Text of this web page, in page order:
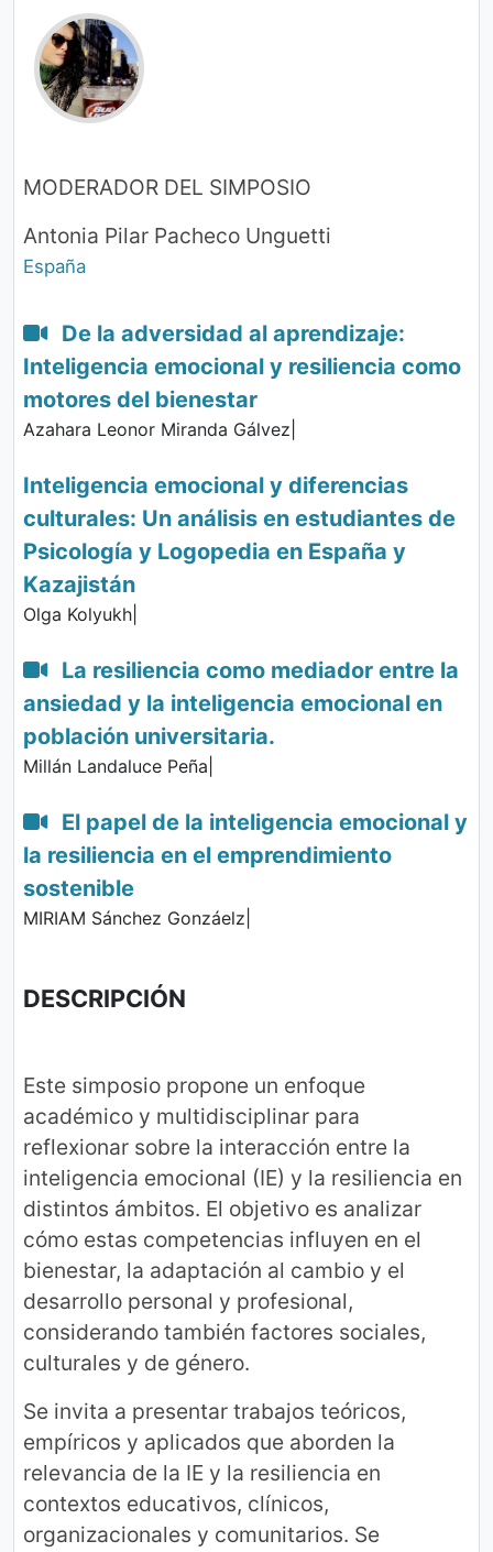
MODERADOR DEL SIMPOSIO
Antonia Pilar Pacheco Unguetti
España
De la adversidad al aprendizaje:
Inteligencia emocional y resiliencia como
motores del bienestar
Azahara Leonor Miranda Gálvez|
Inteligencia emocional y diferencias
culturales: Un análisis en estudiantes de
Psicología y Logopedia en España y
Kazajistán
Olga Kolyukh|
La resiliencia como mediador entre la
ansiedad y la inteligencia emocional en
población universitaria.
Millán Landaluce Peña|
El papel de la inteligencia emocional y
la resiliencia en el emprendimiento
sostenible
MIRIAM Sánchez Gonzáelz|
DESCRIPCIÓN
Este simposio propone un enfoque
académico y multidisciplinar para
reflexionar sobre la interacción entre la
inteligencia emocional (IE) y la resiliencia en
distintos ámbitos. El objetivo es analizar
cómo estas competencias influyen en el
bienestar, la adaptación al cambio y el
desarrollo personal y profesional,
considerando también factores sociales,
culturales y de género.
Se invita a presentar trabajos teóricos,
empíricos y aplicados que aborden la
relevancia de la IE y la resiliencia en
contextos educativos, clínicos,
organizacionales y comunitarios. Se